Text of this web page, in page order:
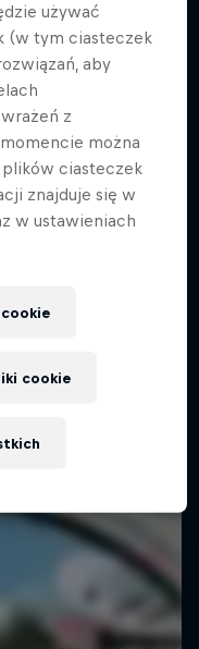
używać
(w tym ciasteczek
aby
z
można
ciasteczek
znajduje się w
w ustawieniach
cookie